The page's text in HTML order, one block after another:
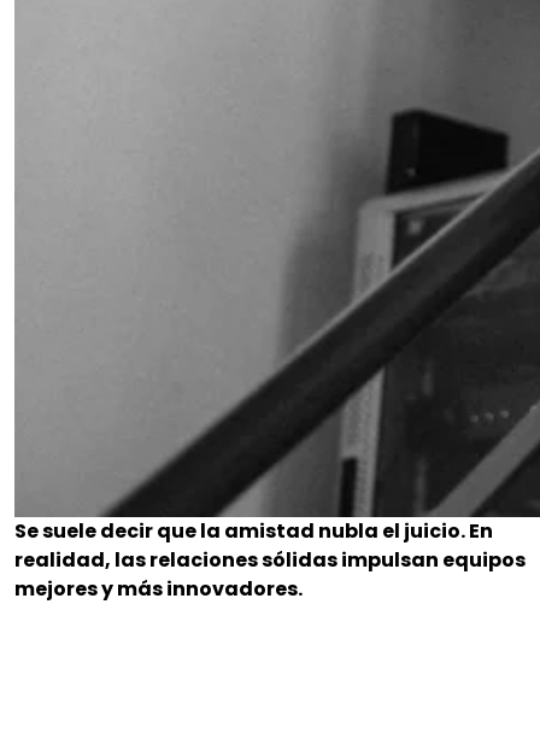
Se suele decir que la amistad nubla el juicio. En
realidad, las relaciones sólidas impulsan equipos
mejores y más innovadores.